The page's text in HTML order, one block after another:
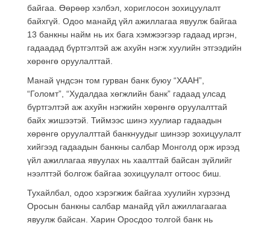
байгаа. Өөрөөр хэлбэл, хориглосон зохицуулалт
байхгүй. Одоо манайд үйл ажиллагаа явуулж байгаа
13 банкны найм нь их бага хэмжээгээр гадаад иргэн,
гадаадад бүртгэлтэй аж ахуйн нэгж хуулийн этгээдийн
хөрөнгө оруулалттай.
Манай үндсэн том гурван банк буюу “ХААН”,
“Голомт”, “Худалдаа хөгжлийн банк” гадаад улсад
бүртгэлтэй аж ахуйн нэгжийн хөрөнгө оруулалттай
байх жишээтэй . Тиймээс шинэ хуулиар гадаадын
хөрөнгө оруулалттай банкнуудыг шинээр зохицуулалт
хийгээд гадаадын банкны салбар Монголд орж ирээд
үйл ажиллагаа явуулах нь хаалттай байсан зүйлийг
нээлттэй болгож байгаа зохицуулалт огтоос биш.
Тухайлбал, одоо хэрэгжиж байгаа хуулийн хүрээнд
Оросын банкны салбар манайд үйл ажиллагаагаа
явуулж байсан. Харин Оросдоо толгой банк нь